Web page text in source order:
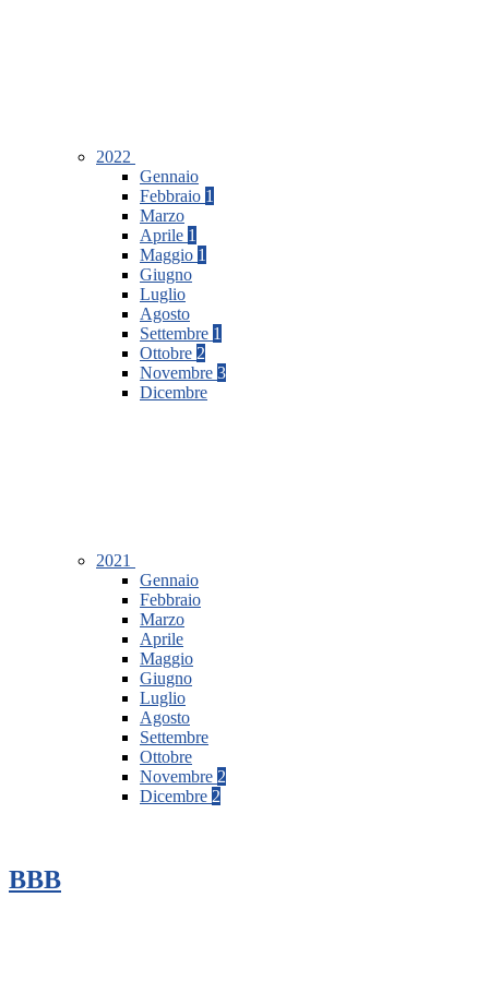
2022
Gennaio
Febbraio 1
Marzo
Aprile 1
Maggio 1
Giugno
Luglio
Agosto
Settembre 1
Ottobre 2
Novembre 3
Dicembre
2021
Gennaio
Febbraio
Marzo
Aprile
Maggio
Giugno
Luglio
Agosto
Settembre
Ottobre
Novembre 2
Dicembre 2
BBB